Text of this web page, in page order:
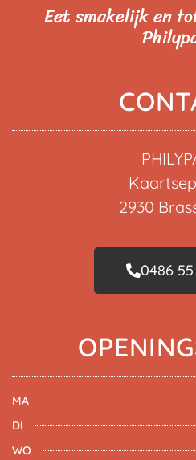
Eet smakelijk en
2930
0486
MA
DI
WO